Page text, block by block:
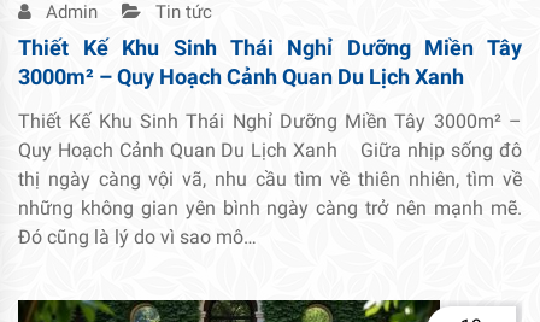
Admin Tin tức
Thiết Kế Khu Sinh Thái Nghỉ Dưỡng Miền Tây
3000m² – Quy Hoạch Cảnh Quan Du Lịch Xanh
Thiết Kế Khu Sinh Thái Nghỉ Dưỡng Miền Tây 3000m² –
Quy Hoạch Cảnh Quan Du Lịch Xanh Giữa nhịp sống đô
thị ngày càng vội vã, nhu cầu tìm về thiên nhiên, tìm về
những không gian yên bình ngày càng trở nên mạnh mẽ.
Đó cũng là lý do vì sao mô…